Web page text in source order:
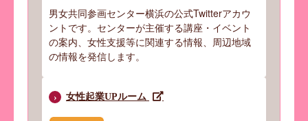
男女共同参画センター横浜の公式Twitterアカウ
ントです。センターが主催する講座・イベント
の案内、女性支援等に関連する情報、周辺地域
の情報を発信します。
女性起業UPルーム